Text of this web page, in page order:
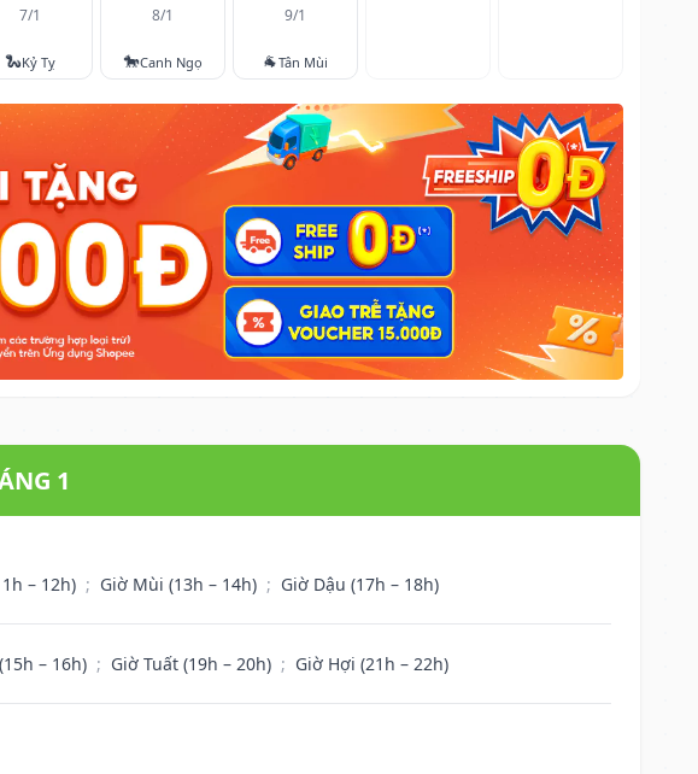
7/1
🐍Kỷ Tỵ
8/1
🐎Canh Ngọ
9/1
🐐Tân Mùi
1
– 12h) ; Giờ Mùi (13h – 14h) ; Giờ Dậu (17h – 18h)
– 16h) ; Giờ Tuất (19h – 20h) ; Giờ Hợi (21h – 22h)